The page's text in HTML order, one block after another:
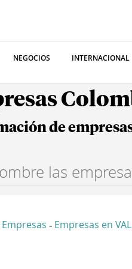
NEGOCIOS INTERNACIONAL
de
- Empresas en